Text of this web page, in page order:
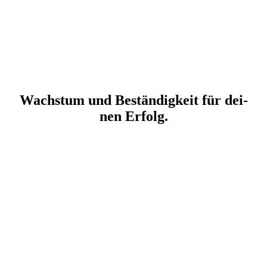
Wachs­tum und Bestän­dig­keit für dei­
nen Erfolg.